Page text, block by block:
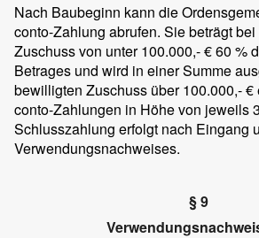
Nach Baubeginn kann die
conto-Zahlung abrufen. Sie beträgt
Zuschuss von unter 100.000,- € 60 %
Betrages und wird in einer Summe
bewilligten Zuschuss über 100.000,-
conto-Zahlungen in Höhe von jeweils
Schlusszahlung erfolgt nach Eingang
Verwendungsnachweises.
§ 9